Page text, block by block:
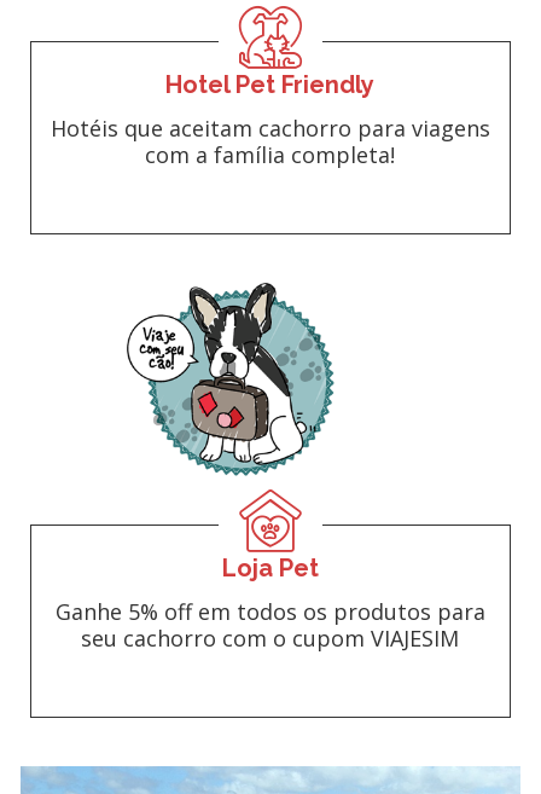
Hotel Pet Friendly
Hotéis que aceitam cachorro para viagens
com a família completa!
Loja Pet
Ganhe 5% off em todos os produtos para
seu cachorro com o cupom VIAJESIM